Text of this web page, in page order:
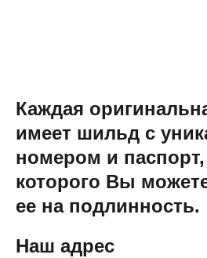
Каждая
имеет шильд с
номером и
которого Вы
ее на подлинность.
Наш адрес